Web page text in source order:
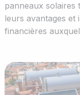
panneaux solaires
leurs avantages et
financières